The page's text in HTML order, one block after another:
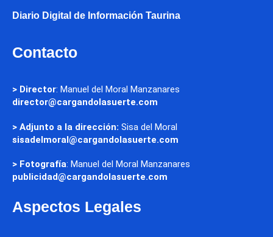
Diario Digital de Información Taurina
Contacto
> Director: Manuel del Moral Manzanares
director@cargandolasuerte.com
> Adjunto a la dirección: Sisa del Moral
sisadelmoral@cargandolasuerte.com
> Fotografía: Manuel del Moral Manzanares
publicidad@cargandolasuerte.com
Aspectos Legales